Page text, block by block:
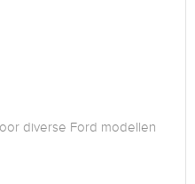
diverse Ford modellen